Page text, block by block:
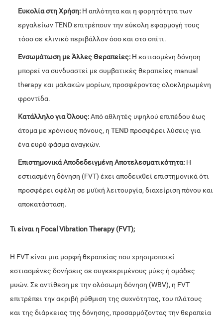
Ευκολία στη Χρήση: Η απλότητα και η φορητότητα των
εργαλείων TEND επιτρέπουν την εύκολη εφαρμογή τους
τόσο σε κλινικό περιβάλλον όσο και στο σπίτι.
Ενσωμάτωση με Άλλες Θεραπείες: Η εστιασμένη δόνηση
μπορεί να συνδυαστεί με συμβατικές θεραπείες manual
therapy και μαλακών μορίων, προσφέροντας ολοκληρωμένη
φροντίδα.
Κατάλληλο για Όλους:Από αθλητές υψηλού επιπέδου έως
άτομα με χρόνιους πόνους, η TEND προσφέρει λύσεις για
ένα ευρύ φάσμα αναγκών.
Επιστημονικά Αποδεδειγμένη Αποτελεσματικότητα: Η
εστιασμένη δόνηση (FVT) έχει αποδειχθεί επιστημονικά ότι
προσφέρει οφέλη σε μυϊκή λειτουργία, διαχείριση πόνου και
αποκατάσταση.
Τι είναι η Focal Vibration Therapy (FVT);
Η FVT είναι μια μορφή θεραπείας που χρησιμοποιεί
εστιασμένες δονήσεις σε συγκεκριμένους μύες ή ομάδες
μυών. Σε αντίθεση με την ολόσωμη δόνηση (WBV), η FVT
επιτρέπει την ακριβή ρύθμιση της συχνότητας, του πλάτους
και της διάρκειας της δόνησης, προσαρμόζοντας την θεραπεία